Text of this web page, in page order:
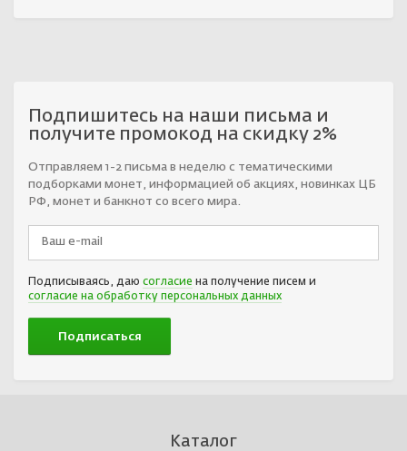
Подпишитесь на наши письма и
получите промокод на скидку 2%
Отправляем 1-2 письма в неделю с тематическими
подборками монет, информацией об акциях, новинках ЦБ
РФ, монет и банкнот со всего мира.
Подписываясь, даю согласие на получение писем и
согласие на обработку персональных данных
Каталог